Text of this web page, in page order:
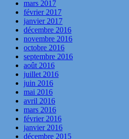
mars 2017
février 2017
janvier 2017
décembre 2016
novembre 2016
octobre 2016
septembre 2016
août 2016
juillet 2016
juin 2016
mai 2016
avril 2016
mars 2016
février 2016
janvier 2016
décembre 2015